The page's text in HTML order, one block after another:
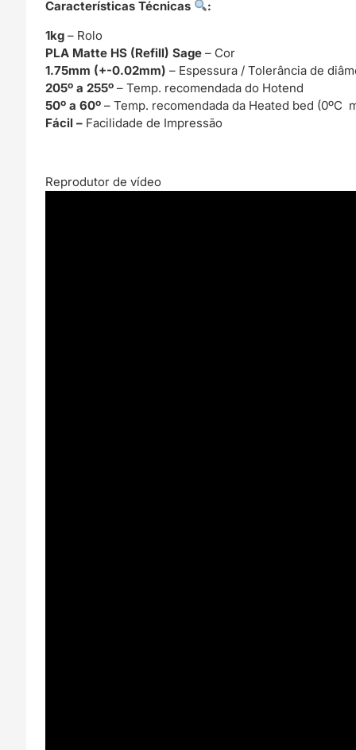
Características Técnicas
:
1kg – Rolo
PLA Matte HS (Refill) Sage– Cor
1.75mm (+-0.02mm)– Espessura / Tolerância de
205º a 255º– Temp. recomendada do Hotend
50º a 60º– Temp. recomendada da Heated bed (0ºC
Fácil – Facilidade de Impressão
Reprodutor de vídeo